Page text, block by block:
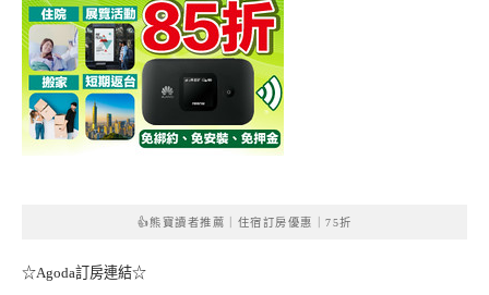
👍熊寶讀者推薦｜住宿訂房優惠｜75折
☆Agoda訂房連結☆